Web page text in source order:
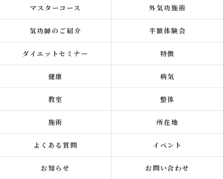
マスターコース 外気功施術
気功師のご紹介 半額体験会
ダイエットセミナー 特徴
健康 病気
教室 整体
施術 所在地
よくある質問 イベント
お知らせ お問い合わせ